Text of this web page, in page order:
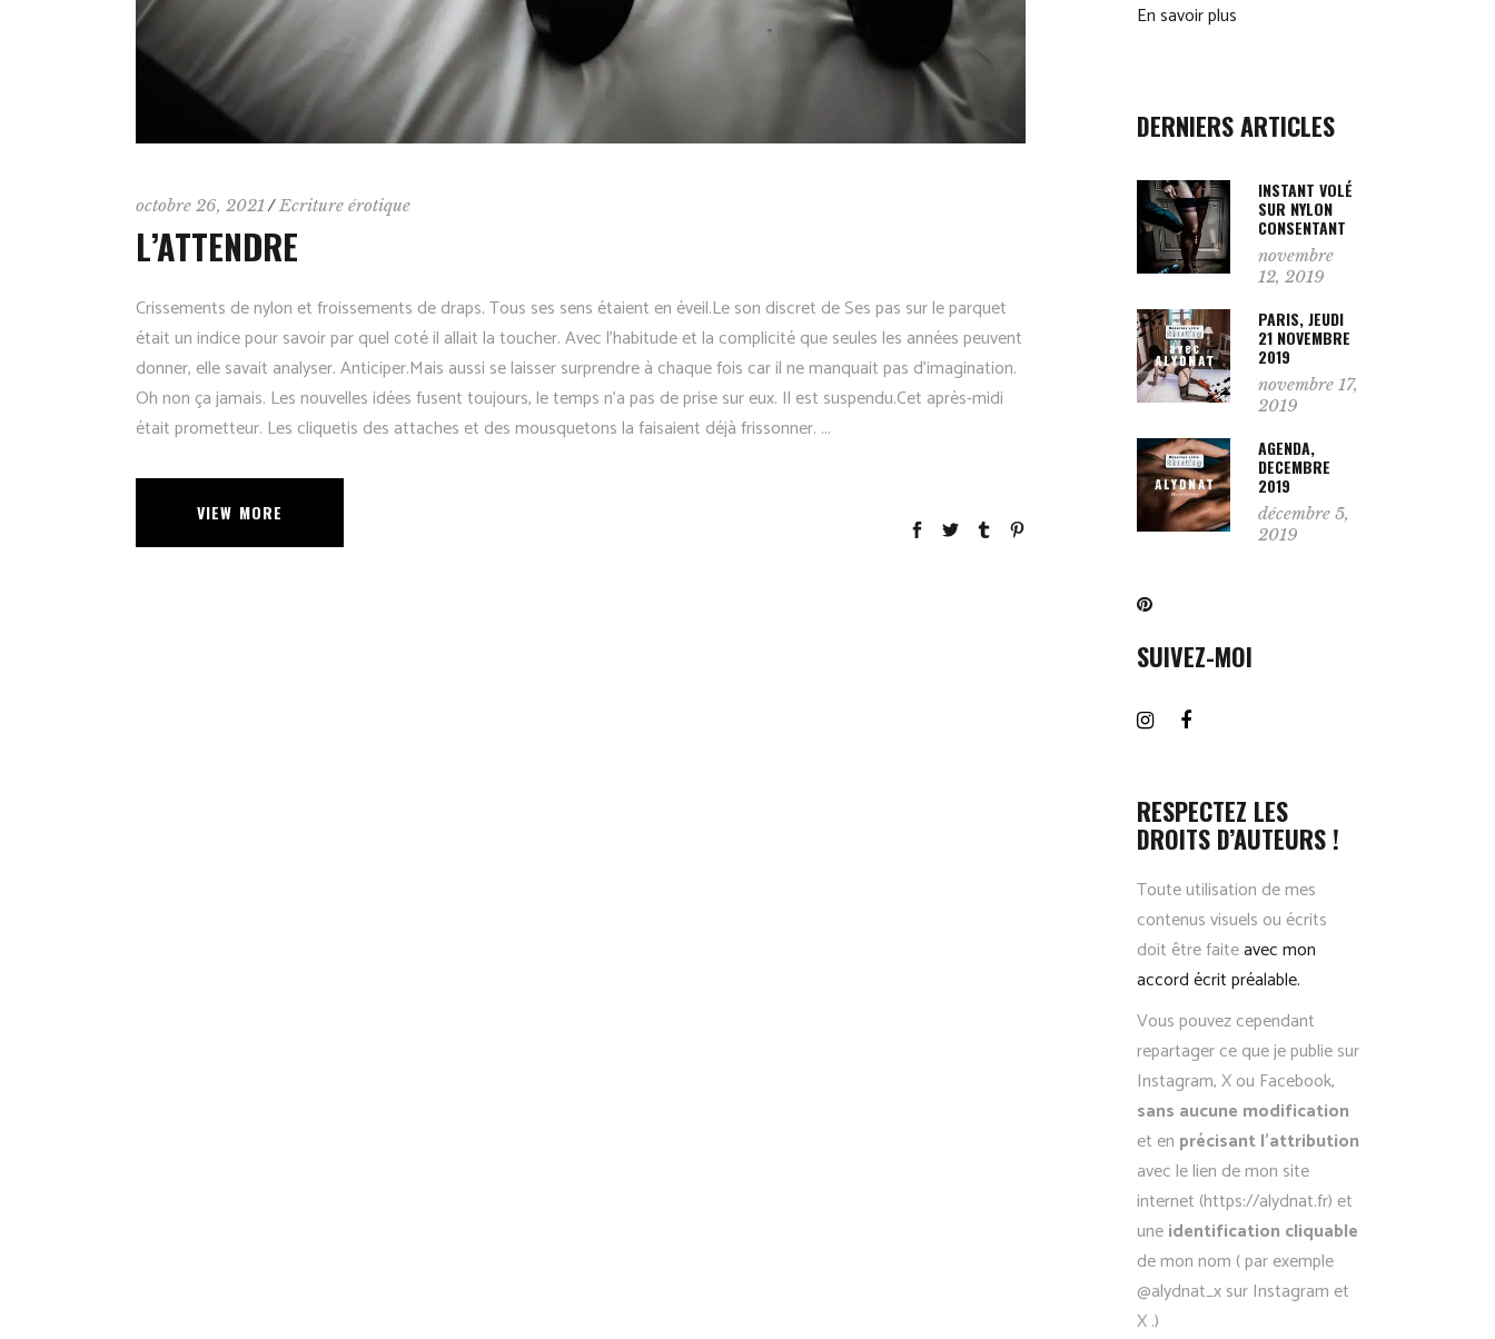
octobre 26, 2021 Ecriture érotique
L’ATTENDRE
Crissements de nylon et froissements de draps. Tous ses sens étaient en éveil.Le son discret de Ses pas sur le parquet
était un indice pour savoir par quel coté il allait la toucher. Avec l'habitude et la complicité que seules les années peuvent
donner, elle savait analyser. Anticiper.Mais aussi se laisser surprendre à chaque fois car il ne manquait pas d'imagination.
Oh non ça jamais. Les nouvelles idées fusent toujours, le temps n'a pas de prise sur eux. Il est suspendu.Cet après-midi
était prometteur. Les cliquetis des attaches et des mousquetons la faisaient déjà frissonner.
VIEW MORE
En savoir plus
DERNIERS ARTICLES
INSTANT VOLÉ
SUR NYLON
CONSENTANT
novembre
12, 2019
PARIS, JEUDI
21 NOVEMBRE
2019
novembre 17,
2019
AGENDA,
DECEMBRE
2019
décembre 5,
2019
SUIVEZ-MOI
RESPECTEZ LES
DROITS D’AUTEURS !
Toute utilisation de mes
contenus visuels ou écrits
doit être faiteavec mon
accord écrit préalable.
Vous pouvez cependant
repartager ce que je publie sur
Instagram, X ou Facebook,
sans aucune modification
et en précisant l’attribution
avec le lien de mon site
internet (https://alydnat.fr) et
uneidentification cliquable
de mon nom ( par exemple
@alydnat_x sur Instagram et
X .)